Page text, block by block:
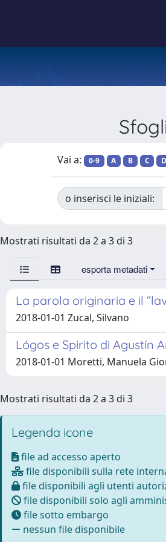
Vai a: 0-9 A B C D
o inserisci le iniziali:
Mostrati risultati da 2 a 3 di 3
esporta metadati
La parola originaria e il
2018-01-01 Zucal, Silvano
Lógos e Spirito di Agustín
2018-01-01 Moretti, Manuela
Mostrati risultati da 2 a 3 di 3
Legenda icone
file ad accesso aperto
file disponibili sulla rete
file disponibili agli utenti
file disponibili solo agli
file sotto embargo
nessun file disponibile